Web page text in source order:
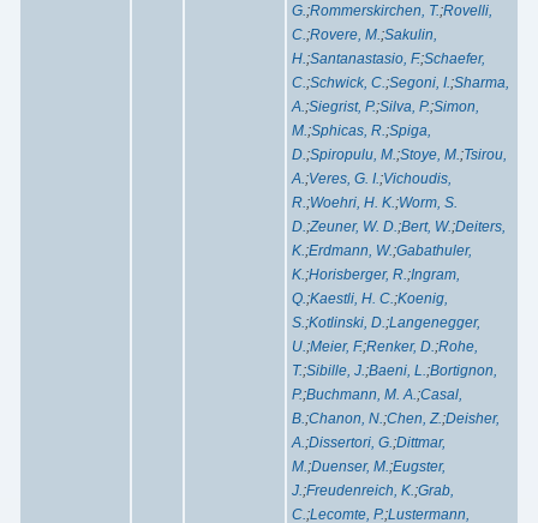
G.;Rommerskirchen, T.;Rovelli,
C.;Rovere, M.;Sakulin,
H.;Santanastasio, F.;Schaefer,
C.;Schwick, C.;Segoni, I.;Sharma,
A.;Siegrist, P.;Silva, P.;Simon,
M.;Sphicas, R.;Spiga,
D.;Spiropulu, M.;Stoye, M.;Tsirou,
A.;Veres, G. I.;Vichoudis,
R.;Woehri, H. K.;Worm, S.
D.;Zeuner, W. D.;Bert, W.;Deiters,
K.;Erdmann, W.;Gabathuler,
K.;Horisberger, R.;Ingram,
Q.;Kaestli, H. C.;Koenig,
S.;Kotlinski, D.;Langenegger,
U.;Meier, F.;Renker, D.;Rohe,
T.;Sibille, J.;Baeni, L.;Bortignon,
P.;Buchmann, M. A.;Casal,
B.;Chanon, N.;Chen, Z.;Deisher,
A.;Dissertori, G.;Dittmar,
M.;Duenser, M.;Eugster,
J.;Freudenreich, K.;Grab,
C.;Lecomte, P.;Lustermann,